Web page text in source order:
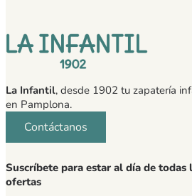
La Infantil, desde 1902 tu zapatería
en Pamplona.
Contáctanos
Suscríbete para estar al día de todas
ofertas